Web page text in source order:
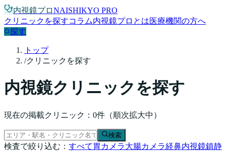
内視鏡プロNAISHIKYO PRO
クリニックを探すコラム内視鏡プロとは医療機関の方へ
探す
トップ
/クリニックを探す
内視鏡クリニックを探す
現在の掲載クリニック：0件（順次拡大中）
検索
検査で絞り込む： すべて 胃カメラ大腸カメラ経鼻内視鏡鎮静